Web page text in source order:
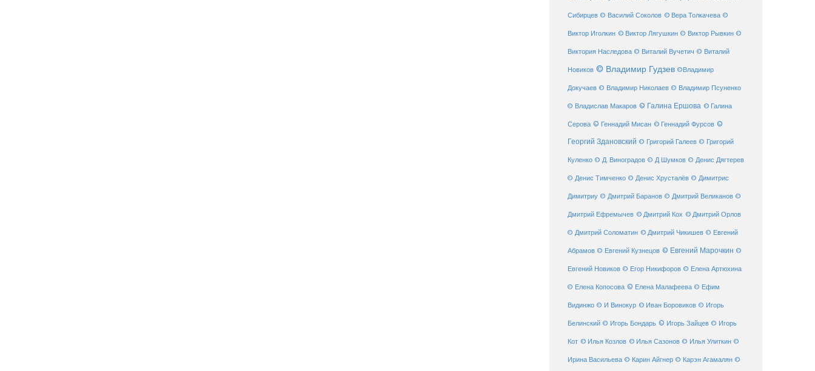
Сибирцев © Василий Соколов © Вера Толкачева ©
Виктор Иголкин © Виктор Лягушкин © Виктор Рывкин ©
Виктория Наследова © Виталий Вучетич © Виталий
Новиков © Владимир Гудзев ©Владимир
Докучаев © Владимир Николаев © Владимир Псуненко
© Владислав Макаров © Галина Ершова © Галина
Серова © Геннадий Мисан © Геннадий Фурсов ©
Георгий Здановский © Григорий Галеев © Григорий
Куленко © Д. Виноградов © Д Шумков © Денис Дягтерев
© Денис Тимченко © Денис Хрусталёв © Димитрис
Димитриу © Дмитрий Баранов © Дмитрий Великанов ©
Дмитрий Ефремычев © Дмитрий Кох © Дмитрий Орлов
© Дмитрий Соломатин © Дмитрий Чикишев © Евгений
Абрамов © Евгений Кузнецов © Евгений Марочкин ©
Евгений Новиков © Егор Никифоров © Елена Артюхина
© Елена Копосова © Елена Малафеева © Ефим
Видинжо © И Винокур © Иван Боровиков © Игорь
Белинский © Игорь Бондарь © Игорь Зайцев © Игорь
Кот © Илья Козлов © Илья Сазонов © Илья Улиткин ©
Ирина Васильева © Карин Айгнер © Карэн Агамалян ©